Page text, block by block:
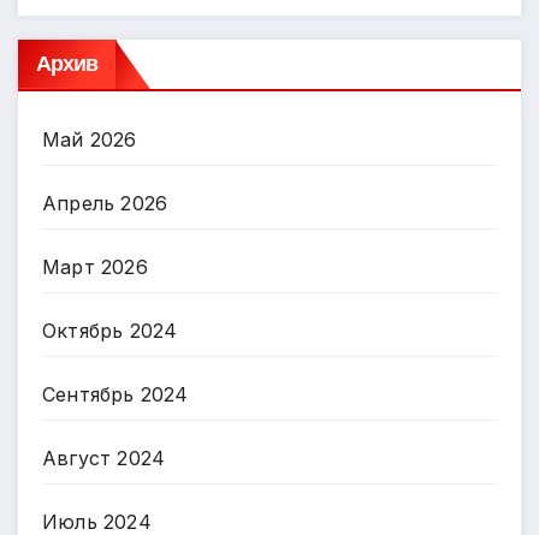
Архив
Май 2026
Апрель 2026
Март 2026
Октябрь 2024
Сентябрь 2024
Август 2024
Июль 2024